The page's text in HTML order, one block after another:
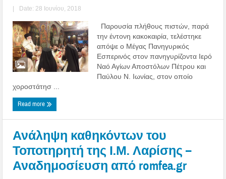
| Date: 28 Ιουνίου, 2018
Παρουσία πλήθους πιστών, παρά
την έντονη κακοκαιρία, τελέστηκε
απόψε ο Μέγας Πανηγυρικός
Εσπερινός στον πανηγυρίζοντα Ιερό
Ναό Αγίων Αποστόλων Πέτρου και
Παύλου Ν. Ιωνίας, στον οποίο
χοροστάτησ ...
Read more
Ανάληψη καθηκόντων του
Τοποτηρητή της Ι.Μ. Λαρίσης –
Αναδημοσίευση από romfea.gr